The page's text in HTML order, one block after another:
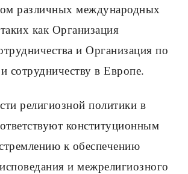
различных международных
как Организация
и Организация по
сотрудничеству в Европе.
религиозной политики в
конституционным
к обеспечению
и межрелигиозного